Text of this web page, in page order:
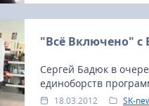
"Всё Включено" с
Сергей Бадюк в
единоборств
18.03.2012 SK-